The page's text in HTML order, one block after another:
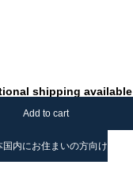
shipping available
Add to cart
国内にお住まいの方向け